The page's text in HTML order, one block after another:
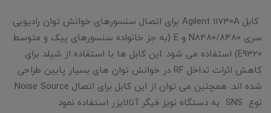
کابل Agilent 11730A برای اتصال سنسورهای خوانش توان رادیویی
سری N8480/8480 و E (به جز خانواده سنسورهای پیک و متوسط
E9320) استفاده می شود. این کابل ها با استفاده از شیلد برای
کاهش اثرات تداخل RF در خوانش توان های بسیار پایین طراحی
شده اند. همچنین می توان از این کابل برای اتصال Noise Source
نوع SNS به دستگاه نویز فیگر آنالایزر استفاده نمود .